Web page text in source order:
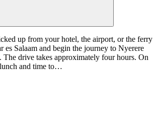
up from your hotel, the airport, or the ferry
es Salaam and begin the journey to Nyerere
The drive takes approximately four hours. On
and time to…